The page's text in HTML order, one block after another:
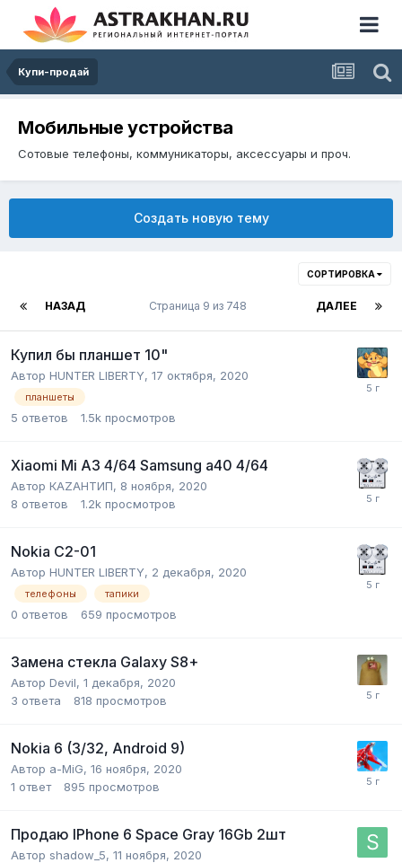
Купи-продай
Мобильные устройства
Сотовые телефоны, коммуникаторы, аксессуары и проч.
Создать новую тему
СОРТИРОВКА
НАЗАД ДАЛЕЕ
Страница 9 из 748
Купил бы планшет 10"
Автор HUNTER LIBERTY, 17 октября, 2020
планшеты
5 ответов 1.5k просмотров
Xiaomi Mi A3 4/64 Samsung a40 4/64
Автор КАZАНТИП, 8 ноября, 2020
8 ответов 1.2k просмотров
Nokia C2-01
Автор HUNTER LIBERTY, 2 декабря, 2020
телефоны тапики
0 ответов 659 просмотров
Замена стекла Galaxy S8+
Автор Devil, 1 декабря, 2020
3 ответа 818 просмотров
Nokia 6 (3/32, Android 9)
Автор a-MiG, 16 ноября, 2020
1 ответ 895 просмотров
Продаю IPhone 6 Space Gray 16Gb 2шт
Автор shadow_5, 11 ноября, 2020